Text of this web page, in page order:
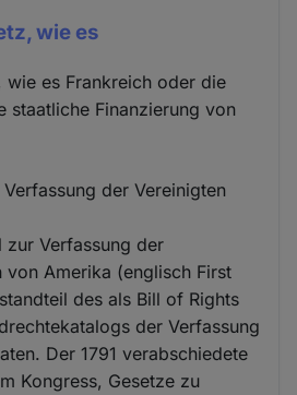
wie es
wie es Frankreich oder die
staatliche Finanzierung von
der Vereinigten
zur Verfassung der
von Amerika (englisch First
des als Bill of Rights
der Verfassung
Der 1791 verabschiedete
Kongress, Gesetze zu